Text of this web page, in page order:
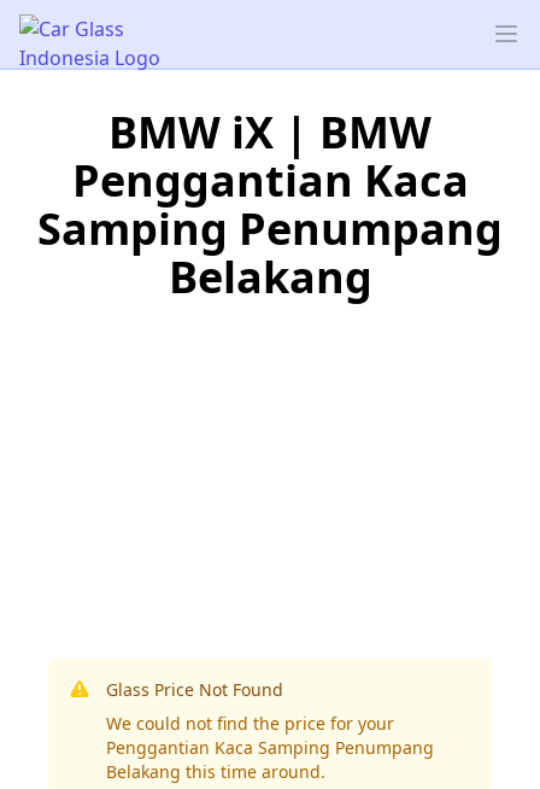
Car Glass Indonesia
BMW iX | BMW
Penggantian Kaca
Samping Penumpang
Belakang
Glass Price Not Found
We could not find the price for your
Penggantian Kaca Samping Penumpang
Belakang this time around.